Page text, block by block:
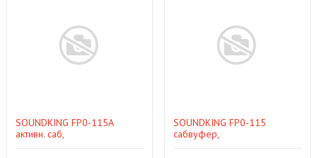
SOUNDKING FP0-115A
активн. саб,
SOUNDKING FP0-115
сабвуфер,